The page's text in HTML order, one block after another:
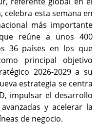
celebra esta semana en
más importante
reúne a unos 400
36 países en los que
principal objetivo
2026-2029 a su
estrategia se centra
impulsar el desarrollo
y acelerar la
de negocio.